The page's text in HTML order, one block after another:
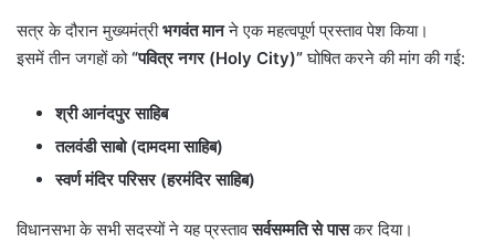
सत्र के दौरान मुख्यमंत्रीभगवंत मानने एक महत्वपूर्ण प्रस्ताव पेश किया।
इसमें तीन जगहों को“पवित्र नगर (Holy City)”घोषित करने की मांग की गई:
श्री आनंदपुर साहिब
तलवंडी साबो (दामदमा साहिब)
स्वर्ण मंदिर परिसर (हरमंदिर साहिब)
विधानसभा के सभी सदस्यों ने यह प्रस्तावसर्वसम्मति से पासकर दिया।